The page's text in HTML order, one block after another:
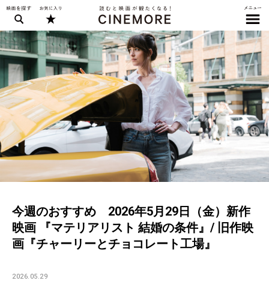
今週のおすすめ 2026年5月29日（金）新作
映画 『マテリアリスト 結婚の条件』/ 旧作映
画『チャーリーとチョコレート工場』
2026.05.29